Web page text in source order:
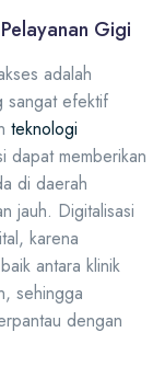
Gigi
adalah
sangat efektif
teknologi
dapat memberikan
di daerah
jauh. Digitalisasi
karena
antara klinik
sehingga
dengan